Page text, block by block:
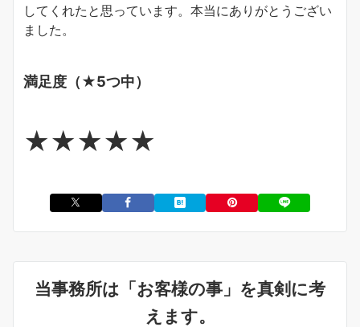
してくれたと思っています。本当にありがとうござい
ました。
満足度（★5つ中）
★★★★★
当事務所は「お客様の事」を真剣に考
えます。